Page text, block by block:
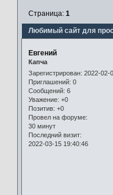
Любимый сайт для
Страница: 1
Евгений
Капча
Зарегистрирован: 2022-02-
Приглашений: 0
Сообщений: 6
Уважение: +0
Позитив: +0
Провел на форуме:
30 минут
Последний визит:
2022-03-15 19:40:46